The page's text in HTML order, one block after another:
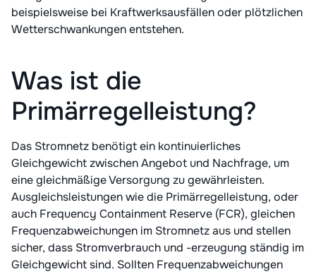
beispielsweise bei Kraftwerksausfällen oder plötzlichen
Wetterschwankungen entstehen.
Was ist die
Primärregelleistung?
Das Stromnetz benötigt ein kontinuierliches
Gleichgewicht zwischen Angebot und Nachfrage, um
eine gleichmäßige Versorgung zu gewährleisten.
Ausgleichsleistungen wie die Primärregelleistung, oder
auch Frequency Containment Reserve (FCR), gleichen
Frequenzabweichungen im Stromnetz aus und stellen
sicher, dass Stromverbrauch und -erzeugung ständig im
Gleichgewicht sind. Sollten Frequenzabweichungen